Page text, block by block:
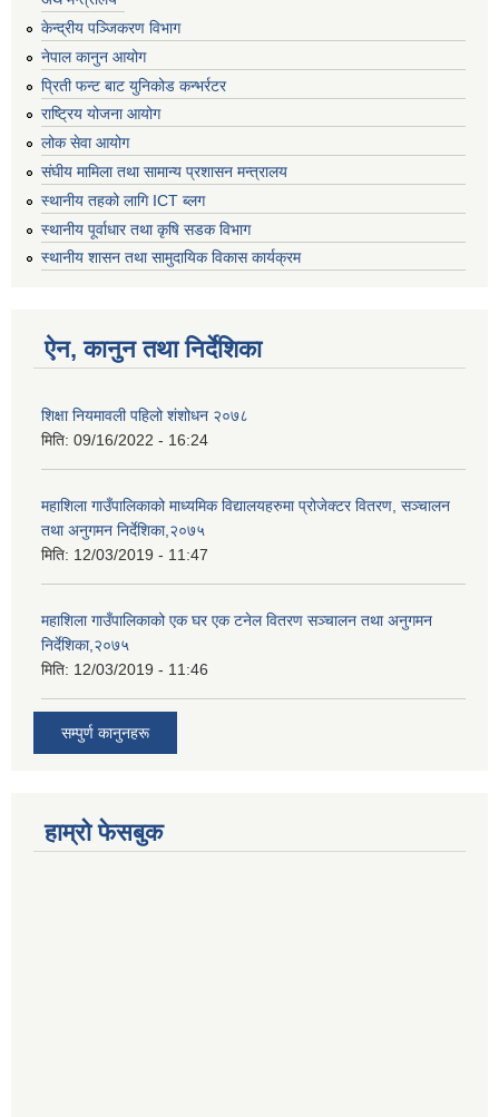
केन्द्रीय पञ्जिकरण विभाग
नेपाल कानुन आयोग
प्रिती फन्ट बाट युनिकोड कन्भर्रटर
राष्ट्रिय योजना आयोग
लोक सेवा आयोग
संघीय मामिला तथा सामान्य प्रशासन मन्त्रालय
स्थानीय तहको लागि ICT ब्लग
स्थानीय पूर्वाधार तथा कृषि सडक विभाग
स्थानीय शासन तथा सामुदायिक विकास कार्यक्रम
ऐन, कानुन तथा निर्देशिका
शिक्षा नियमावली पहिलो शंशोधन २०७८
मिति: 09/16/2022 - 16:24
महाशिला गाउँपालिकाको माध्यमिक विद्यालयहरुमा प्रोजेक्टर वितरण, सञ्चालन
तथा अनुगमन निर्देशिका,२०७५
मिति: 12/03/2019 - 11:47
महाशिला गाउँपालिकाको एक घर एक टनेल वितरण सञ्चालन तथा अनुगमन
निर्देशिका,२०७५
मिति: 12/03/2019 - 11:46
सम्पुर्ण कानुनहरू
हाम्रो फेसबुक